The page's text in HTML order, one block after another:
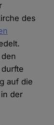
des
auf die
der